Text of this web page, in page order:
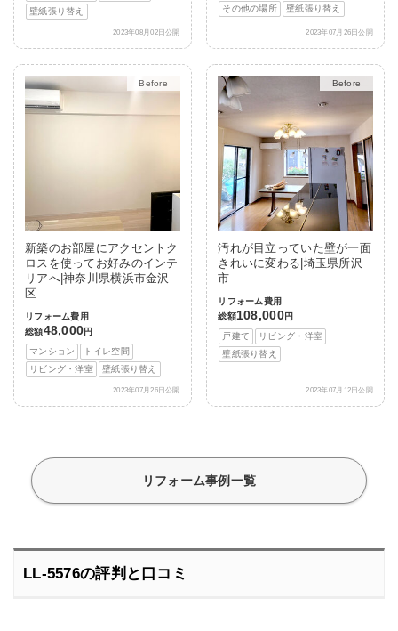
壁紙張り替え
2023年08月02日公開
その他の場所
壁紙張り替え
2023年07月26日公開
Before
After
新築のお部屋にアクセントク
ロスを使ってお好みのインテ
リアへ|神奈川県横浜市金沢
区
リフォーム費用
総額48,000円
マンション
トイレ空間
リビング・洋室
壁紙張り替え
2023年07月26日公開
Before
After
汚れが目立っていた壁が一面
きれいに変わる|埼玉県所沢
市
リフォーム費用
総額108,000円
戸建て
リビング・洋室
壁紙張り替え
2023年07月12日公開
リフォーム事例一覧
LL-5576の評判と口コミ